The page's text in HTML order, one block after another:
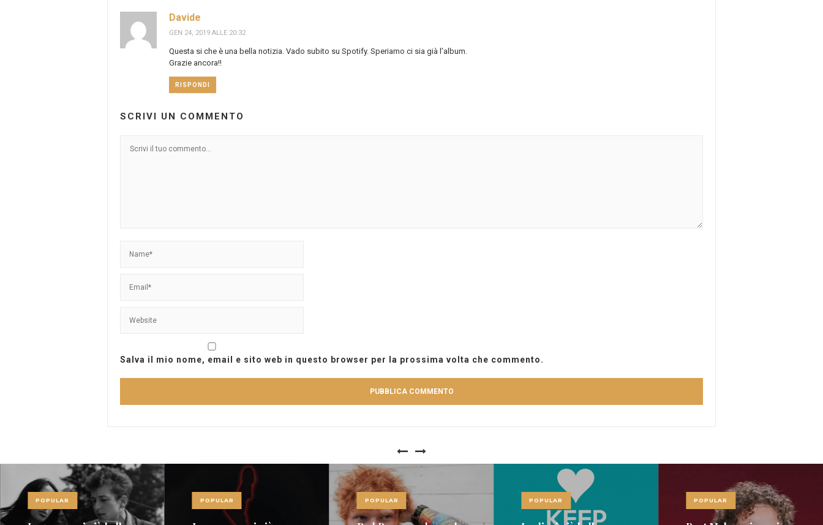
Davide
GEN 24, 2019 ALLE 20:32
Questa si che è una bella notizia. Vado subito su Spotify. Speriamo ci sia già l’album.
Grazie ancora!!
RISPONDI
SCRIVI UN COMMENTO
Salva il mio nome, email e sito web in questo browser per la prossima volta che commento.
POPULAR POPULAR POPULAR POPULAR POPULAR